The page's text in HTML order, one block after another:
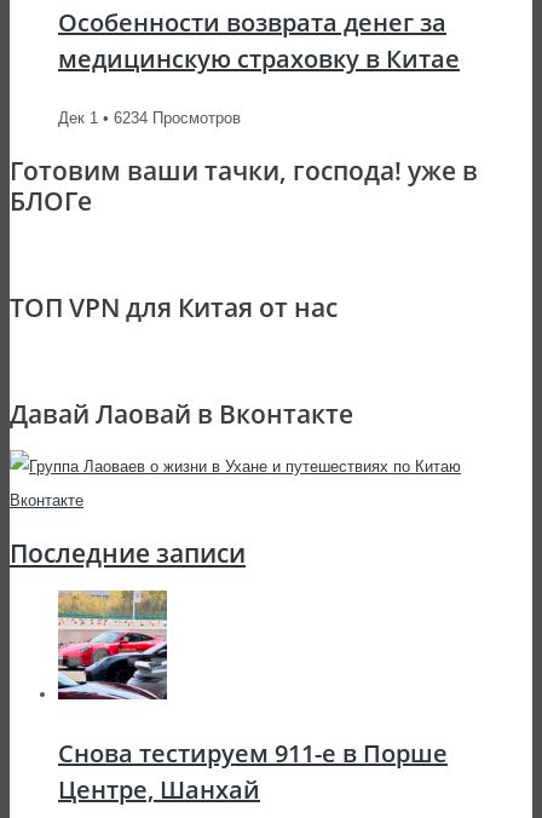
Особенности возврата денег за
медицинскую страховку в Китае
Дек 1 • 6234 Просмотров
Готовим ваши тачки, господа! уже в
БЛОГе
ТОП VPN для Китая от нас
Давай Лаовай в Вконтакте
Последние записи
Снова тестируем 911-е в Порше
Центре, Шанхай